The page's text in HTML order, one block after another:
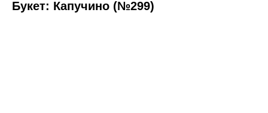
Букет: Капучино (№299)